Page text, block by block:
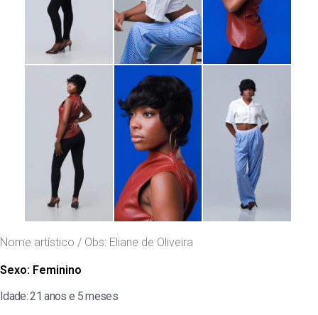
Nome artístico / Obs: Eliane de Oliveira
Sexo: Feminino
Idade: 21 anos e 5 meses